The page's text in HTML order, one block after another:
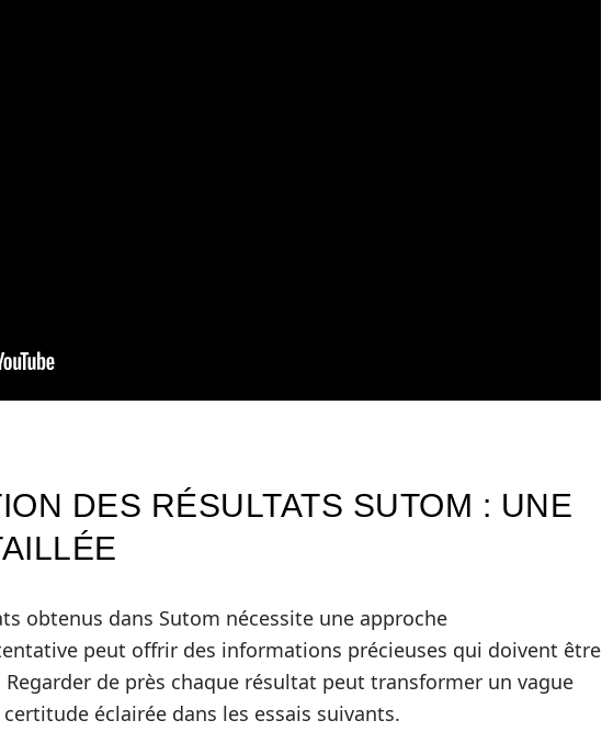
DES RÉSULTATS SUTOM : UNE
obtenus dans Sutom nécessite une approche
peut offrir des informations précieuses qui doivent être
Regarder de près chaque résultat peut transformer un vague
éclairée dans les essais suivants.